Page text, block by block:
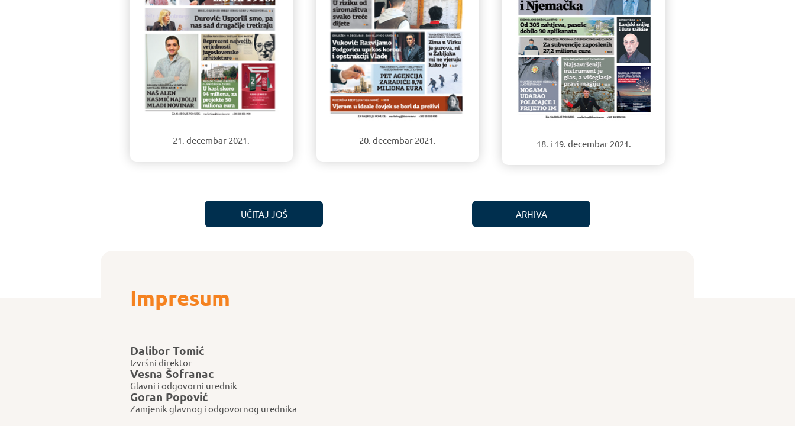
21. decembar 2021. 20. decembar 2021. 18. i 19. decembar 2021.
UČITAJ JOŠ ARHIVA
Impresum
Dalibor Tomić
Izvršni direktor
Vesna Šofranac
Glavni i odgovorni urednik
Goran Popović
Zamjenik glavnog i odgovornog urednika